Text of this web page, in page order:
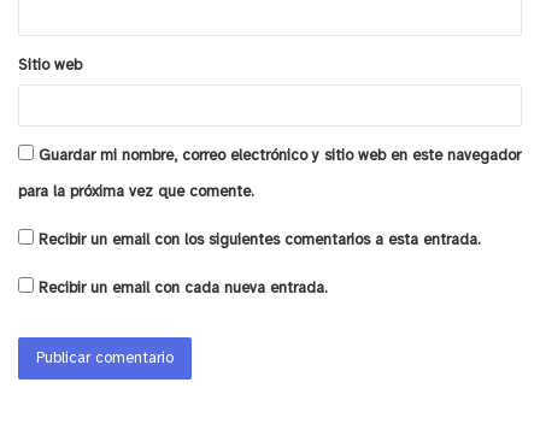
Sitio web
Guardar mi nombre, correo electrónico y sitio web en este navegador
para la próxima vez que comente.
Recibir un email con los siguientes comentarios a esta entrada.
Recibir un email con cada nueva entrada.